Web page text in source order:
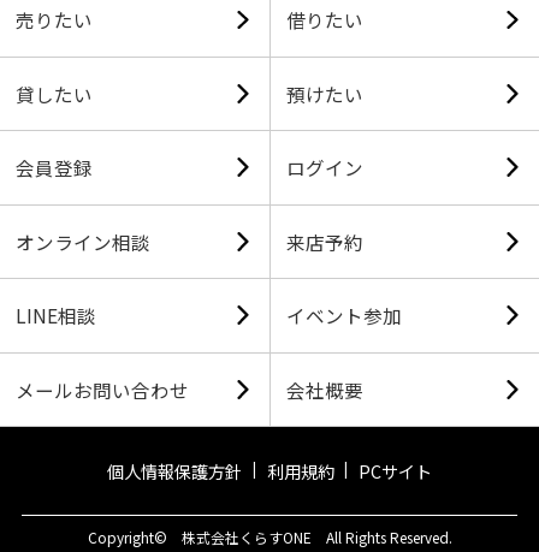
売りたい 借りたい
貸したい 預けたい
会員登録 ログイン
オンライン相談 来店予約
LINE相談 イベント参加
メールお問い合わせ 会社概要
個人情報保護方針 利用規約 PCサイト
Copyright© 株式会社くらすONE All Rights Reserved.